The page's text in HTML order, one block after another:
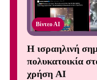
Βίντεο ΑΙ
Η ισραηλινή
πολυκατοικία
χρήση AI